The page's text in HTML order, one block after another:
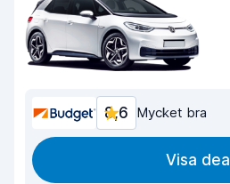
8,6 Mycket bra
Visa deal